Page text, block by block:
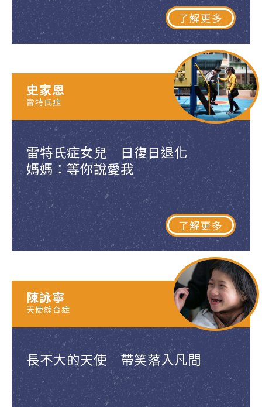
了解更多
雷特氏症女兒 日復日退化
媽媽：等你說愛我
了解更多
史家恩
雷特氏症
長不大的天使 帶笑落入凡間
陳詠寧
天使綜合症